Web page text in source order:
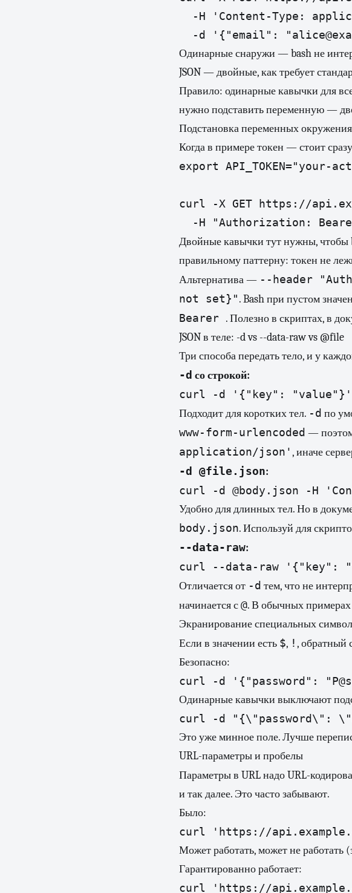
-H 'Content-Type:
Одинарные снаружи — bash не
JSON — двойные, как требует
Правило: одинарные кавычки для
нужно подставить переменную —
Подстановка переменных окружения
Когда в примере токен — стоит
export API_TOKEN="your-
curl -X GET https://
Двойные кавычки тут нужны, чтобы
правильному паттерну: токен не
Альтернатива — --header
not set}". Bash при пустом
Bearer . Полезно в скриптах, в
JSON в теле: -d vs --data-raw vs @file
Три способа передать тело, и у
-d со строкой:
Подходит для коротких тел. -d по
www-form-urlencoded —
application/json', иначе
-d @file.json:
Удобно для длинных тел. Но в
body.json. Используй для
--data-raw:
Отличается от -d тем, что не
начинается с@. В обычных
Экранирование специальных
Если в значении есть $, !, обратный
Безопасно:
Одинарные кавычки выключают
Это уже минное поле. Лучше
URL-параметры и пробелы
Параметры в URL надо URL-
и так далее. Это часто забывают.
Было:
Может работать, может не работать
Гарантированно работает: